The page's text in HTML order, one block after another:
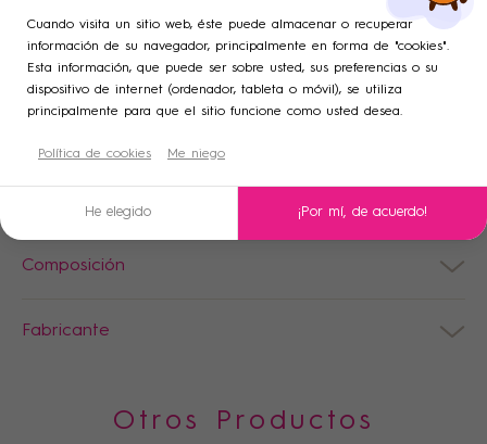
Composición
Fabricante
Otros Productos
Añadir a la lista de deseos ×
add_circle_outline Crear una nueva lista
Nombre de la lista de deseos
Cancelar Crear lista de deseos
Debe iniciar sesión para guardar productos en su lista de
deseos.
Cancelar Iniciar sesión
Cuando visita un sitio web, éste puede almacenar o recuperar
información de su navegador, principalmente en forma de "cookies".
Esta información, que puede ser sobre usted, sus preferencias o su
dispositivo de internet (ordenador, tableta o móvil), se utiliza
principalmente para que el sitio funcione como usted desea.
Política de cookies Me niego
He elegido ¡Por mí, de acuerdo!